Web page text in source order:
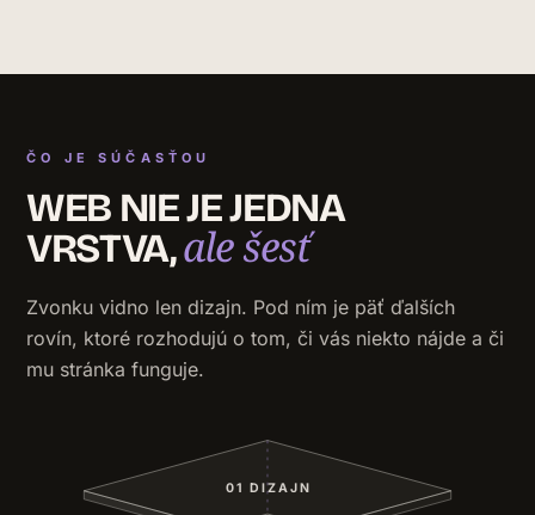
ČO JE SÚČASŤOU
WEB NIE JE JEDNA
VRSTVA,ale šesť
Zvonku vidno len dizajn. Pod ním je päť ďalších
rovín, ktoré rozhodujú o tom, či vás niekto nájde a či
mu stránka funguje.
01 DIZAJN